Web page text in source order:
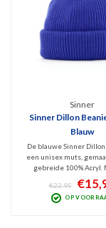
Sinner
Sinner Dillon
Blauw
De blauwe Sinner
een unisex muts,
gebreide 100% Acryl.
opstaande rand lijkt hij
Havre en heeft hij ook
Sinner logo als design
€22,95
OP